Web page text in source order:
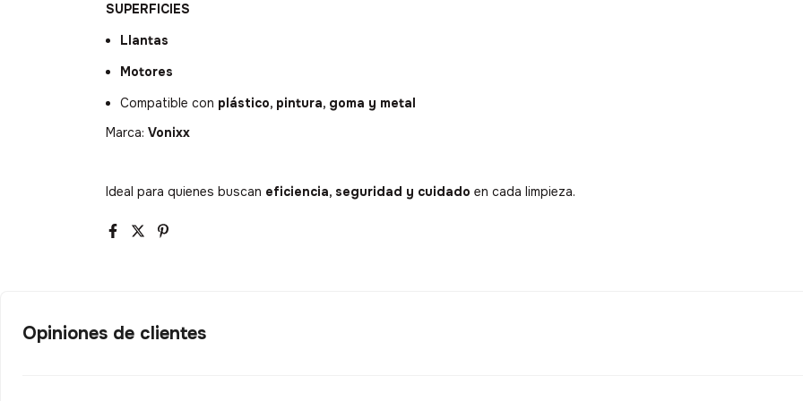
SUPERFICIES
Llantas
Motores
Compatible con plástico, pintura, goma y metal
Marca: Vonixx
Ideal para quienes buscan eficiencia, seguridad y cuidado en cada limpieza.
Opiniones de clientes